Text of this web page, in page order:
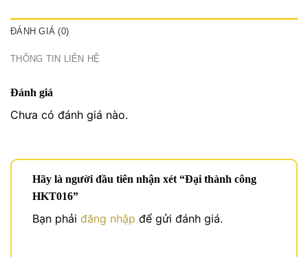
ĐÁNH GIÁ (0)
THÔNG TIN LIÊN HỆ
Đánh giá
Chưa có đánh giá nào.
Hãy là người đầu tiên nhận xét “Đại thành công
HKT016”
Bạn phải đăng nhập để gửi đánh giá.